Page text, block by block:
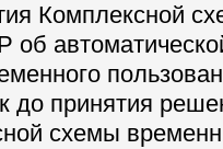
Комплексной
до принятия
схемы